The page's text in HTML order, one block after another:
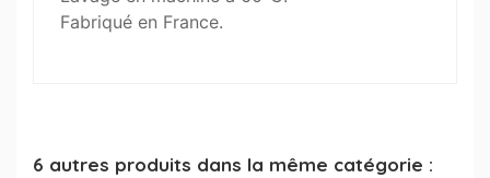
Fabriqué en France.
6 autres produits dans la même catégorie :